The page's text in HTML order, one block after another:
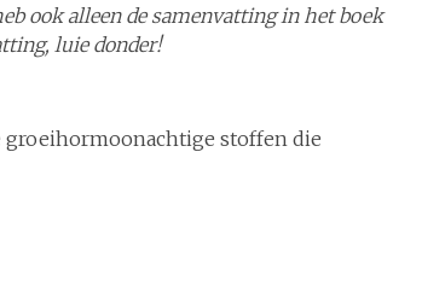
ook alleen de samenvatting in het boek
luie donder!
stoffen die